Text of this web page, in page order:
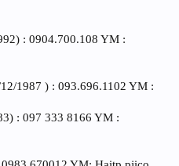
: 0904.700.108 YM :
1987 ) : 093.696.1102 YM :
: 097 333 8166 YM :